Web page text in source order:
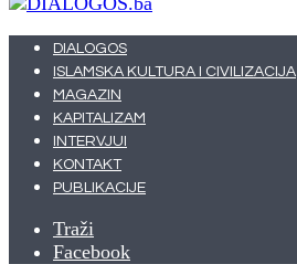
DIALOGOS
ISLAMSKA KULTURA I CIVILIZACIJA
MAGAZIN
KAPITALIZAM
INTERVJUI
KONTAKT
PUBLIKACIJE
Traži
Facebook